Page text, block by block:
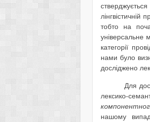
лінгвістичній
тобто на
універсальне
категорії
нами було
досліджено
Для
лексико-
нашому